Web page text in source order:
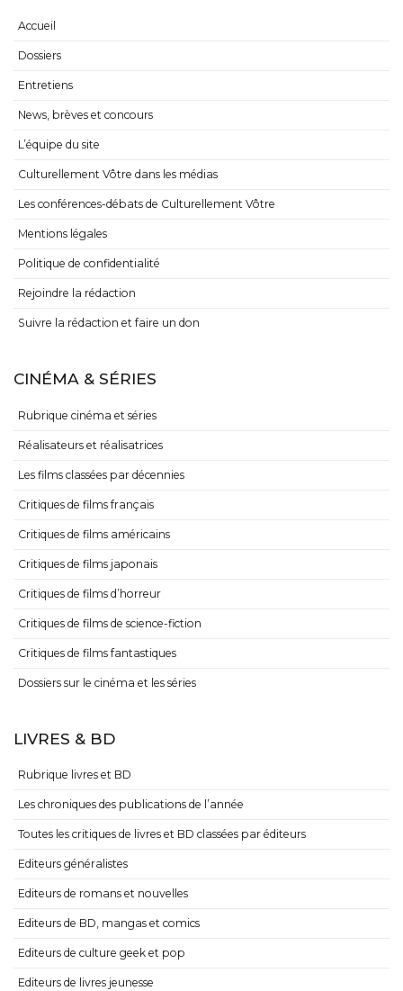
Accueil
Dossiers
Entretiens
News, brèves et concours
L’équipe du site
Culturellement Vôtre dans les médias
Les conférences-débats de Culturellement Vôtre
Mentions légales
Politique de confidentialité
Rejoindre la rédaction
Suivre la rédaction et faire un don
CINÉMA & SÉRIES
Rubrique cinéma et séries
Réalisateurs et réalisatrices
Les films classées par décennies
Critiques de films français
Critiques de films américains
Critiques de films japonais
Critiques de films d’horreur
Critiques de films de science-fiction
Critiques de films fantastiques
Dossiers sur le cinéma et les séries
LIVRES & BD
Rubrique livres et BD
Les chroniques des publications de l’année
Toutes les critiques de livres et BD classées par éditeurs
Editeurs généralistes
Editeurs de romans et nouvelles
Editeurs de BD, mangas et comics
Editeurs de culture geek et pop
Editeurs de livres jeunesse